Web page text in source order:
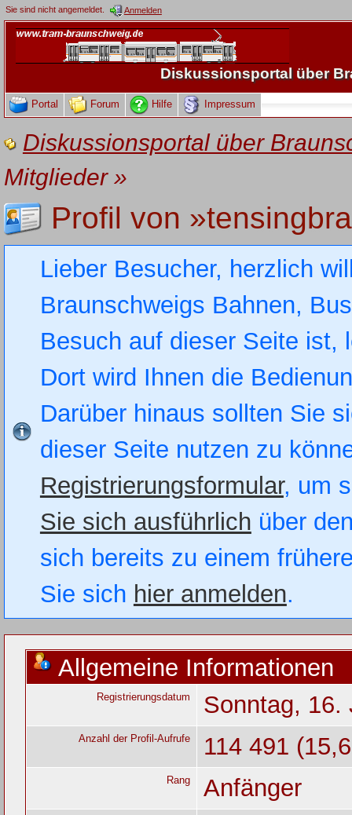
Sie sind nicht angemeldet. Anmelden
Diskussionsportal über
Portal Forum Hilfe Impressum
Diskussionsportal über
Mitglieder»
Profil von
Lieber Besucher, herzlich
Braunschweigs Bahnen,
Besuch auf dieser Seite
Dort wird Ihnen die
Darüber hinaus sollten Sie
dieser Seite nutzen zu
Registrierungsformular, um
Sie sich ausführlich über
sich bereits zu einem
Sie sich hier anmelden.
Allgemeine Informationen
Registrierungsdatum Sonntag, 16.
Anzahl der Profil-Aufrufe 114 491
Rang Anfänger